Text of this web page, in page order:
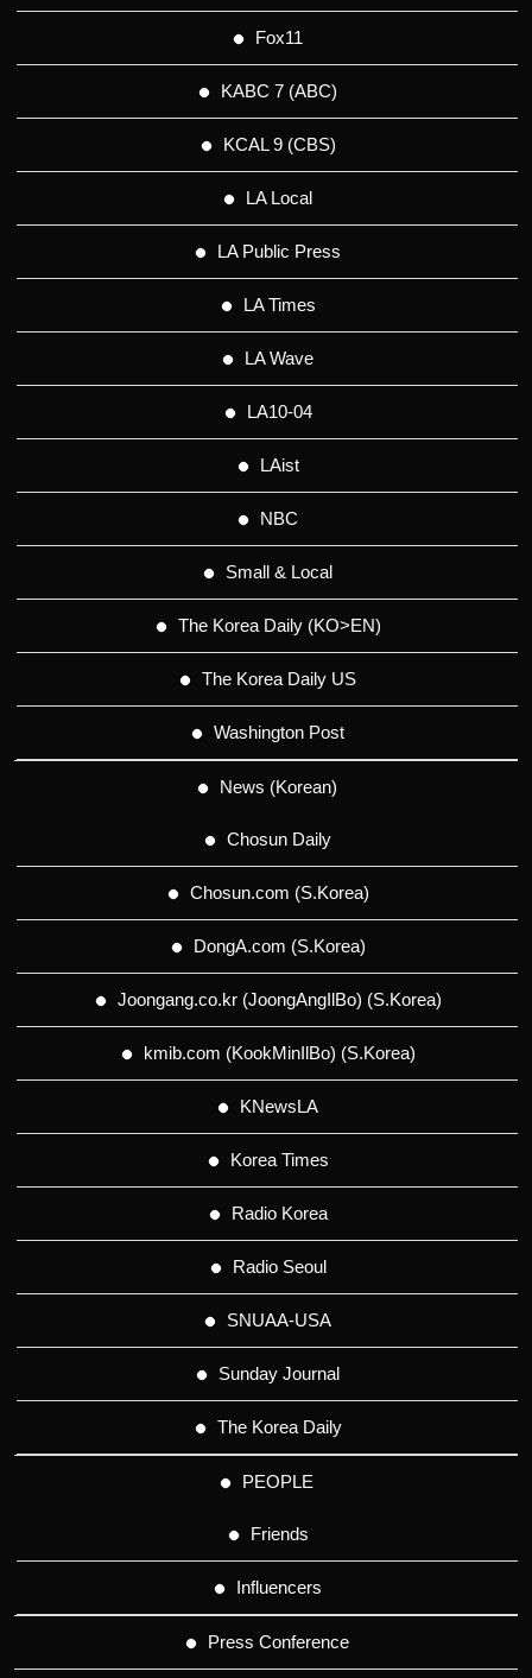
Fox11
KABC 7 (ABC)
KCAL 9 (CBS)
LA Local
LA Public Press
LA Times
LA Wave
LA10-04
LAist
NBC
Small & Local
The Korea Daily (KO>EN)
The Korea Daily US
Washington Post
News (Korean)
Chosun Daily
Chosun.com (S.Korea)
DongA.com (S.Korea)
Joongang.co.kr (JoongAngIlBo) (S.Korea)
kmib.com (KookMinIlBo) (S.Korea)
KNewsLA
Korea Times
Radio Korea
Radio Seoul
SNUAA-USA
Sunday Journal
The Korea Daily
PEOPLE
Friends
Influencers
Press Conference